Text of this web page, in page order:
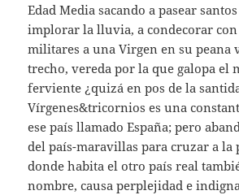
Edad Media sacando a pasear
implorar la lluvia, a condecorar con
militares a una Virgen en su peana
trecho, vereda por la que galopa el
ferviente ¿quizá en pos de la
Vírgenes&tricornios es una
ese país llamado España; pero
del país-maravillas para cruzar a la
donde habita el otro país real
nombre, causa perplejidad e